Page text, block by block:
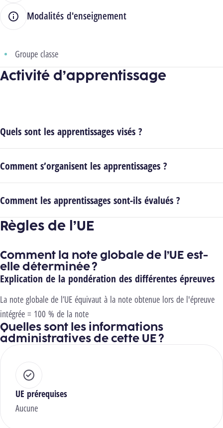
Modalités d'enseignement
Groupe classe
Activité d’apprentissage
Quels sont les apprentissages visés ?
Comment s’organisent les apprentissages ?
Comment les apprentissages sont-ils évalués ?
Règles de l’UE
Comment la note globale de l’UE est-
elle déterminée ?
Explication de la pondération des différentes épreuves
La note globale de l’UE équivaut à la note obtenue lors de l'épreuve
intégrée = 100 % de la note
Quelles sont les informations
administratives de cette UE ?
UE prérequises
Aucune